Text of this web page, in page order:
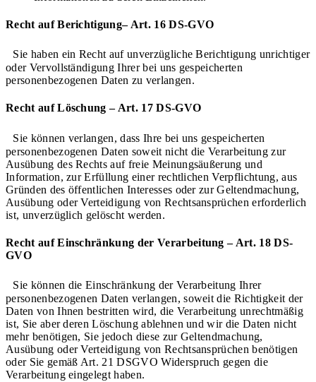
Recht auf Berichtigung– Art. 16 DS-GVO
Sie haben ein Recht auf unverzügliche Berichtigung unrichtiger
oder Vervollständigung Ihrer bei uns gespeicherten
personenbezogenen Daten zu verlangen.
Recht auf Löschung – Art. 17 DS-GVO
Sie können verlangen, dass Ihre bei uns gespeicherten
personenbezogenen Daten soweit nicht die Verarbeitung zur
Ausübung des Rechts auf freie Meinungsäußerung und
Information, zur Erfüllung einer rechtlichen Verpflichtung, aus
Gründen des öffentlichen Interesses oder zur Geltendmachung,
Ausübung oder Verteidigung von Rechtsansprüchen erforderlich
ist, unverzüglich gelöscht werden.
Recht auf Einschränkung der Verarbeitung – Art. 18 DS-
GVO
Sie können die Einschränkung der Verarbeitung Ihrer
personenbezogenen Daten verlangen, soweit die Richtigkeit der
Daten von Ihnen bestritten wird, die Verarbeitung unrechtmäßig
ist, Sie aber deren Löschung ablehnen und wir die Daten nicht
mehr benötigen, Sie jedoch diese zur Geltendmachung,
Ausübung oder Verteidigung von Rechtsansprüchen benötigen
oder Sie gemäß Art. 21 DSGVO Widerspruch gegen die
Verarbeitung eingelegt haben.